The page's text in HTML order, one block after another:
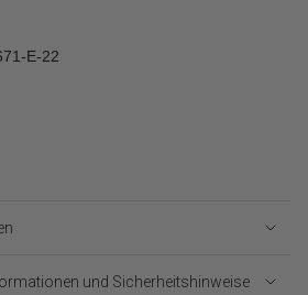
E-22
und Sicherheitshinweise